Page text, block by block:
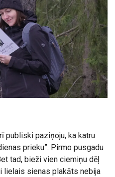
publiski paziņoju, ka katru
prieku”. Pirmo pusgadu
tad, bieži vien ciemiņu dēļ
lielais sienas plakāts nebija